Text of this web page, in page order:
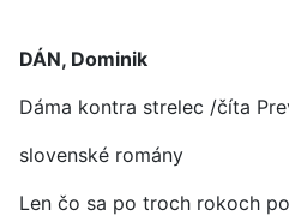
DÁN, Dominik
Dáma kontra strelec /číta
slovenské romány
Len čo sa po troch rokoch